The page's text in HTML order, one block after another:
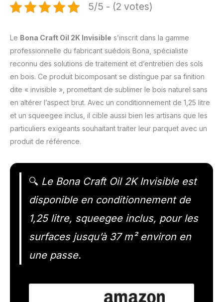
5/5 - (2 votes)
Le Bona Craft Oil 2K Invisible s’inscrit dans la gamme
professionnelle du fabricant suédois Bona, spécialiste
reconnu des solutions de traitement et d’entretien des sols
en bois. Ce produit bicomposant se distingue par sa finition
dite « invisible », promettant de sublimer le bois naturel sans
en altérer l’aspect brut. Avec un conditionnement de 1,25 litre
et un squeegee inclus, il cible aussi bien les artisans que les
particuliers exigeants souhaitant traiter leur parquet avec un
produit de référence.
🔍 Le Bona Craft Oil 2K Invisible est
disponible en conditionnement de
1,25 litre, squeegee inclus, pour les
surfaces jusqu’à 37 m² environ en
une passe.